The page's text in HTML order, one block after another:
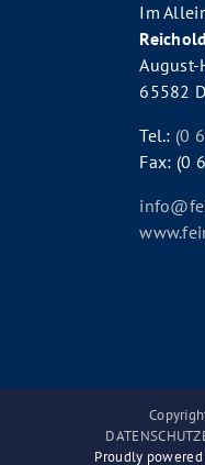
Im
August-
65582
Tel.: (0
Fax: (0
Proudly